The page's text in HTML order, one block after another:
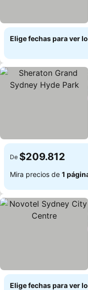
Elige fechas para ver
De $209.812
Mira precios de 1
Elige fechas para ver